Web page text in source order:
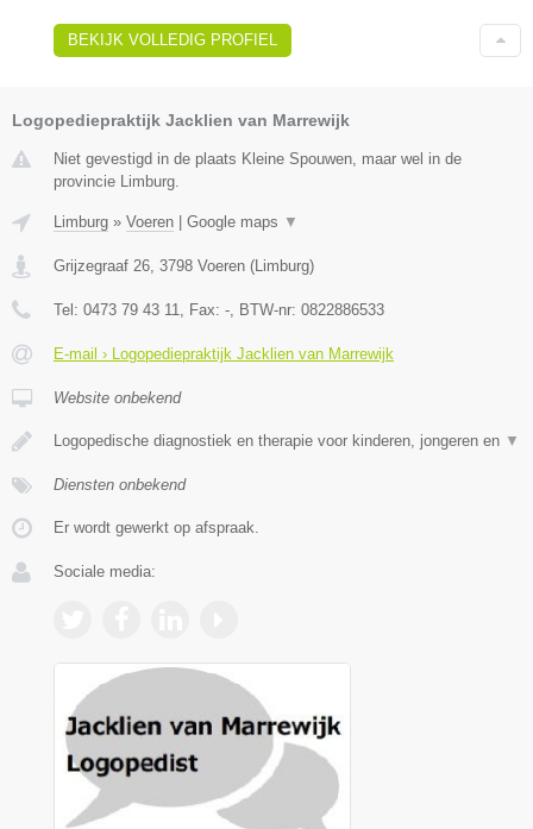
BEKIJK VOLLEDIG PROFIEL
Logopediepraktijk Jacklien van Marrewijk
Niet gevestigd in de plaats Kleine Spouwen, maar wel in de
provincie Limburg.
Limburg » Voeren Google maps ▼
Grijzegraaf 26, 3798 Voeren (Limburg)
Tel: 0473 79 43 11, Fax: -, BTW-nr: 0822886533
E-mail › Logopediepraktijk Jacklien van Marrewijk
Website onbekend
Logopedische diagnostiek en therapie voor kinderen, jongeren en ▼
Diensten onbekend
Er wordt gewerkt op afspraak.
Sociale media: